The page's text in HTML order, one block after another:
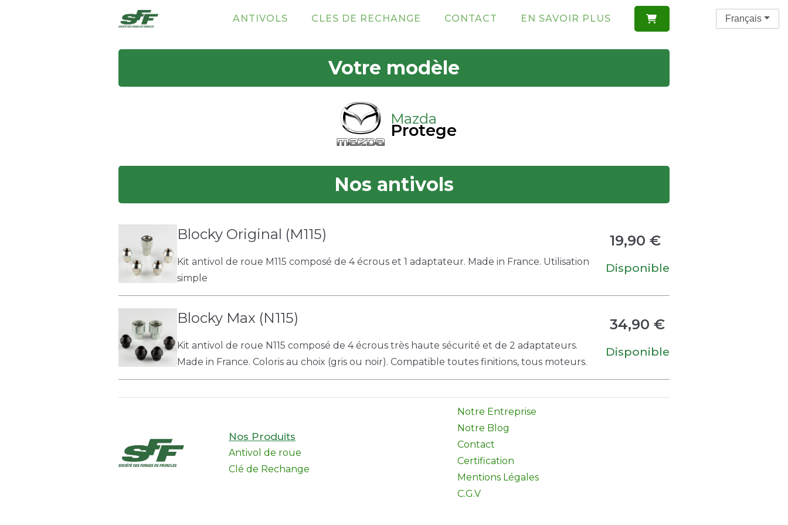
ANTIVOLS CLES DE RECHANGE CONTACT EN SAVOIR PLUS 
Votre modèle
Mazda
Protege
Nos antivols
Blocky Original (M115)
Kit antivol de roue M115 composé de 4 écrous et 1 adaptateur. Made in France. Utilisation
simple
19,90 €
Disponible
Blocky Max (N115)
Kit antivol de roue N115 composé de 4 écrous très haute sécurité et de 2 adaptateurs.
Made in France. Coloris au choix (gris ou noir). Compatible toutes finitions, tous moteurs.
34,90 €
Disponible
Nos Produits
Antivol de roue
Clé de Rechange
Notre Entreprise
Notre Blog
Contact
Certification
Mentions Légales
C.G.V
Français